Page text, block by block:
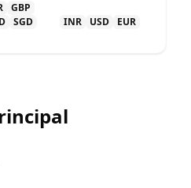
GBP
SGD
INR USD EUR